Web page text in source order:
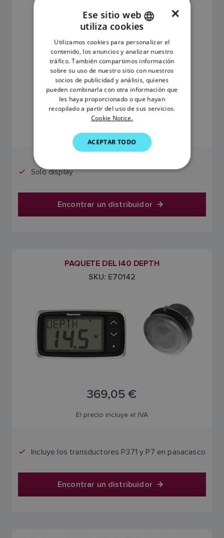
272,25 €
El precio incluye el IVA
Solo display
Encontrar un distribuidor
PAQUETE DEL I40 DEPTH
SKU: E70142
369,05 €
El precio incluye el IVA
Incluye los transductores P371 y P7 en pasacasco
Encontrar un distribuidor
ENGLISH
FRENCH
DANISH
ITALIAN
SWEDISH
DUTCH
SPANISH
×
Ese sitio web
utiliza cookies
Utilizamos cookies para personalizar el
contenido, los anuncios y analizar nuestro
tráfico. También compartimos información
sobre su uso de nuestro sitio con nuestros
socios de publicidad y análisis, quienes
pueden combinarla con otra información que
les haya proporcionado o que hayan
recopilado a partir del uso de sus servicios.
Cookie Notice.
ACEPTAR TODO